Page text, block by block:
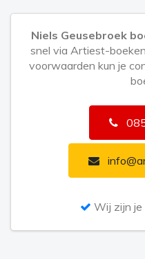
zijn juist heel
piano.”
Niels Geusebroek
snel via Artiest-
voorwaarden kun je
Wij zijn je